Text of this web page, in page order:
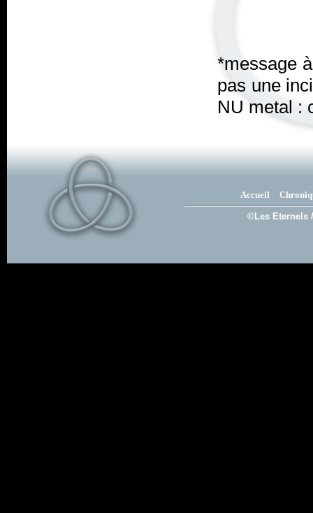
*message
pas une
NU metal :
Accueil
©Les Eternels